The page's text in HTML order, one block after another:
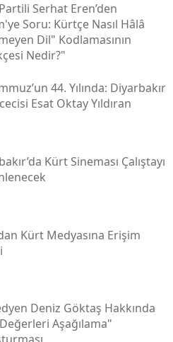
Serhat Eren’den
Soru: Kürtçe Nasıl Hâlâ
Dil" Kodlamasının
Nedir?"
44. Yılında: Diyarbakır
Esat Oktay Yıldıran
Kürt Sineması Çalıştayı
Kürt Medyasına Erişim
Deniz Göktaş Hakkında
Aşağılama"